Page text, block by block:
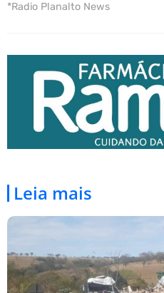
*Radio Planalto News
Leia mais